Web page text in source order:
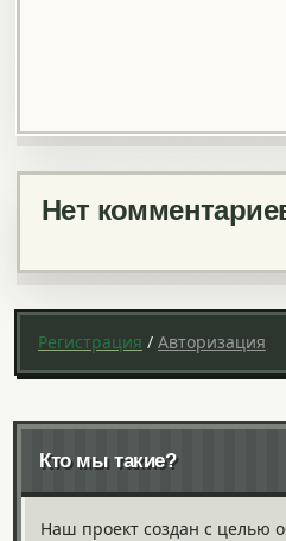
Нет
Регистрация / Авторизация
Кто мы такие?
Наш проект создан с целью